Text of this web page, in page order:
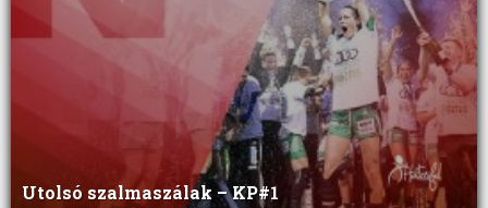
Utolsó szalmaszálak – KP#1